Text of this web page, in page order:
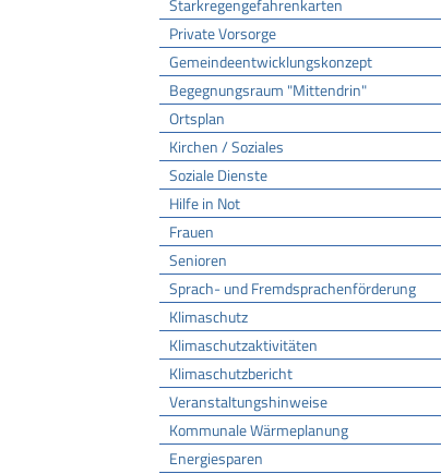
Starkregengefahrenkarten
Private Vorsorge
Gemeindeentwicklungskonzept
Begegnungsraum "Mittendrin"
Ortsplan
Kirchen / Soziales
Soziale Dienste
Hilfe in Not
Frauen
Senioren
Sprach- und Fremdsprachenförderung
Klimaschutz
Klimaschutzaktivitäten
Klimaschutzbericht
Veranstaltungshinweise
Kommunale Wärmeplanung
Energiesparen